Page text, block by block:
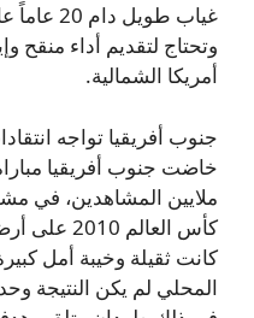
غياب
وتحتاج لتقديم أداء منقح
أمريكا الشمالية.
جنوب أفريقيا تواجه
خاضت جنوب أفريقيا
ملايين المشاهدين، في
كأس العالم
كانت ثقيلة وخيبة أمل
المحلي لم يكن النتيجة